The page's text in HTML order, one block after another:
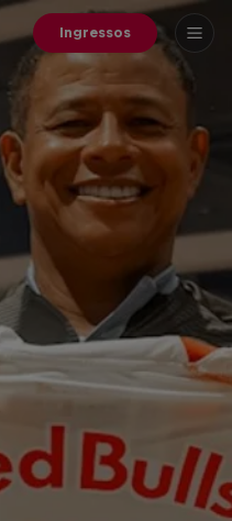
Ingressos